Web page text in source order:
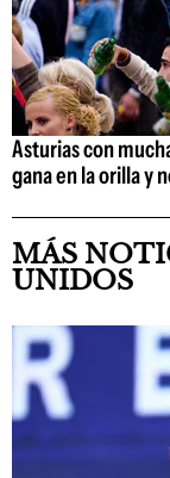
Asturias con
gana en la orilla y
MÁS
UNIDOS